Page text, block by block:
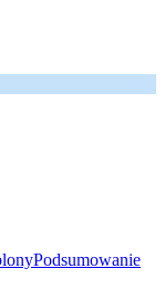
Podsumowanie